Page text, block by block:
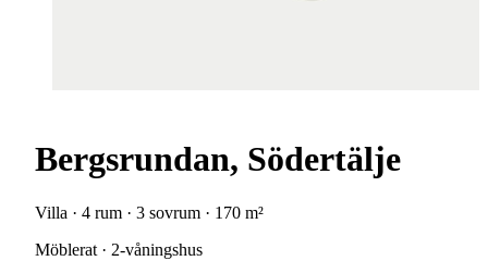
Bergsrundan, Södertälje
Villa · 4 rum · 3 sovrum · 170 m²
Möblerat · 2-våningshus